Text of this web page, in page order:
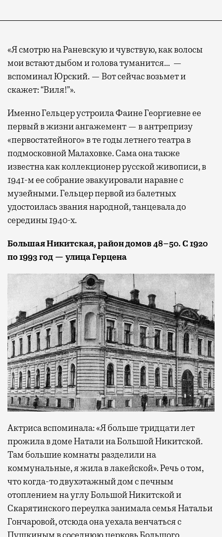
«Я смотрю на Раневскую и чувствую, как волосы
мои встают дыбом и голова туманится… —
вспоминал Юрский. — Вот сейчас возьмет и
скажет: “Виля!”».
Именно Гельцер устроила Фаине Георгиевне ее
первый в жизни ангажемент — в антрепризу
«первостатейного» в те годы летнего театра в
подмосковной Малаховке. Сама она также
известна как коллекционер русской живописи, в
1941-м ее собрание эвакуировали наравне с
музейными. Гельцер первой из балетных
удостоилась звания народной, танцевала до
середины 1940-х.
Большая Никитская, район домов 48–50. С 1920
по 1993 год — улица Герцена
Актриса вспоминала: «Я больше тридцати лет
прожила в доме Натали на Большой Никитской.
Там большие комнаты разделили на
коммунальные, я жила в лакейской». Речь о том,
что когда-то двухэтажный дом с печным
отоплением на углу Большой Никитской и
Скарятинского переулка занимала семья Натальи
Гончаровой, отсюда она уехала венчаться с